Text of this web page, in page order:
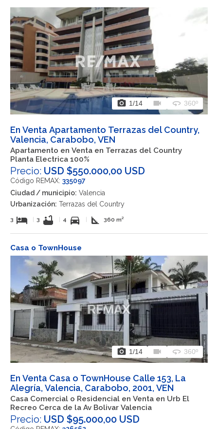
photo_camera 1/14 videocam 360 360º
En Venta Apartamento Terrazas del Country,
Valencia, Carabobo, VEN
Apartamento en Venta en Terrazas del Country
Planta Electrica 100%
Precio: USD $550.000,00 USD
Código REMAX: 335097
Ciudad / municipio: Valencia
Urbanización: Terrazas del Country
3 hotel 3 bathtub 4 directions_car square_foot 360 m²
Casa o TownHouse
photo_camera 1/14 videocam 360 360º
En Venta Casa o TownHouse Calle 153, La
Alegría, Valencia, Carabobo, 2001, VEN
Casa Comercial o Residencial en Venta en Urb El
Recreo Cerca de la Av Bolivar Valencia
Precio: USD $95.000,00 USD